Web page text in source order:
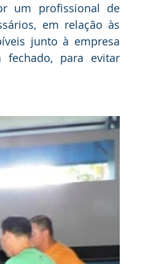
um profissional de
em relação às
junto à empresa
fechado, para evitar